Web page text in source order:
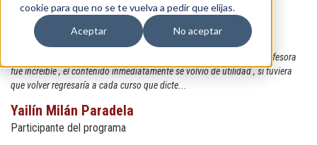
cookie para que no se te vuelva a pedir que elijas.
Aceptar
No aceptar
Estoy muy conforme con el curso , la calidad de profesional de la profesora
fue increíble , el contenido inmediatamente se volvió de utilidad , si tuviera
que volver regresaría a cada curso que dicte...
Yailín Milán Paradela
Participante del programa